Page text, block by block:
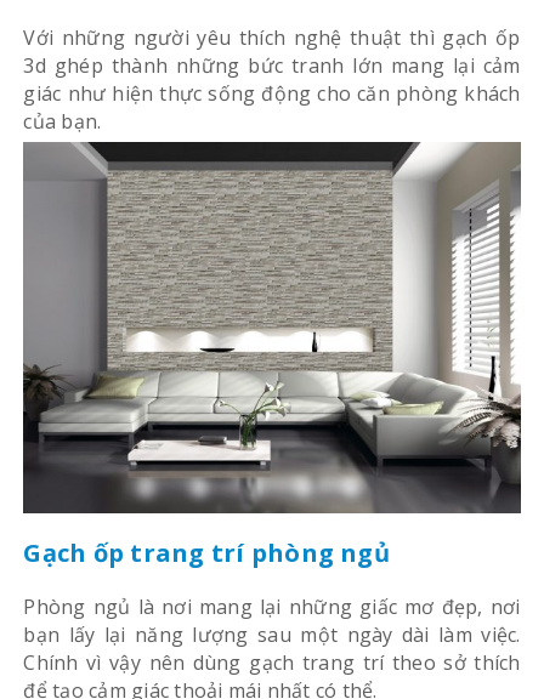
Với những người yêu thích nghệ thuật thì gạch ốp
3d ghép thành những bức tranh lớn mang lại cảm
giác như hiện thực sống động cho căn phòng khách
của bạn.
Gạch ốp trang trí phòng ngủ
Phòng ngủ là nơi mang lại những giấc mơ đẹp, nơi
bạn lấy lại năng lượng sau một ngày dài làm việc.
Chính vì vậy nên dùng gạch trang trí theo sở thích
để tạo cảm giác thoải mái nhất có thể.